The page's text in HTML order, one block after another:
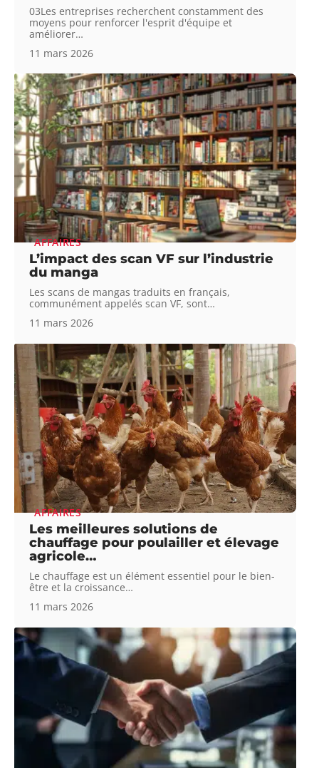
03Les entreprises recherchent constamment des
moyens pour renforcer l'esprit d'équipe et
améliorer…
11 mars 2026
AFFAIRES
L’impact des scan VF sur l’industrie
du manga
Les scans de mangas traduits en français,
communément appelés scan VF, sont…
11 mars 2026
AFFAIRES
Les meilleures solutions de
chauffage pour poulailler et élevage
agricole…
Le chauffage est un élément essentiel pour le bien-
être et la croissance…
11 mars 2026